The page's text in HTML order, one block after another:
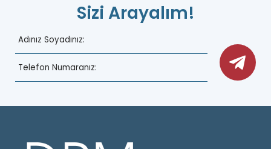
Sizi Arayalım!